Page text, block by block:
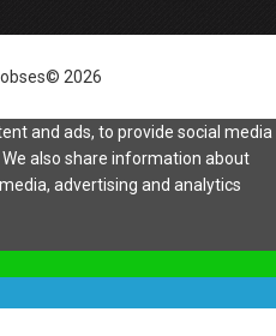
2026
and ads, to provide social media
also share information about
advertising and analytics